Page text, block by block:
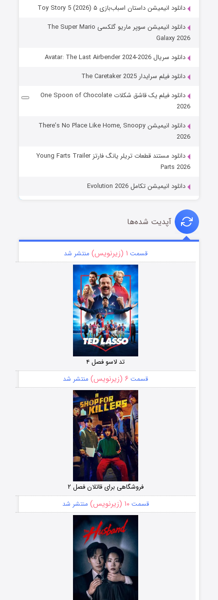
دانلود انیمیشن داستان اسباب‌بازی ۵ Toy Story 5 (2026)
دانلود انیمیشن سوپر ماریو گلکسی The Super Mario
Galaxy 2026
دانلود سریال Avatar: The Last Airbender 2024-2026
دانلود فیلم سرایدار The Caretaker 2025
دانلود فیلم یک قاشق شکلات One Spoon of Chocolate
2026
دانلود انیمیشن There’s No Place Like Home, Snoopy
2026
دانلود مستند قطعات تریلر یانگ فارتز Young Farts Trailer
Parts 2026
دانلود انیمیشن تکامل Evolution 2026
آپدیت شده‌ها
قسمت ۱ (زیرنویس) منتشر شد
تد لاسو فصل ۴
قسمت ۶ (زیرنویس) منتشر شد
فروشگاهی برای قاتلان فصل ۲
قسمت۱۰ (زیرنویس) منتشر شد